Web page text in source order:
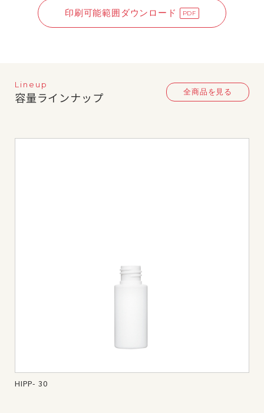
印刷可能範囲ダウンロード
Lineup
容量ラインナップ 全商品を見る
HIPP- 30